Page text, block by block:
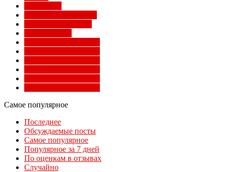
Самое популярное
Последнее
Обсуждаемые посты
Самое популярное
Популярное за 7 дней
По оценкам в отзывах
Случайно